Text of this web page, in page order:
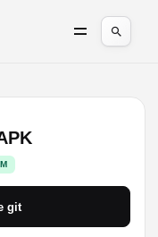
git